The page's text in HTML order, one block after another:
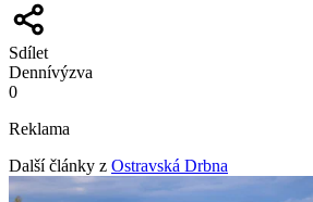
Sdílet
Dennívýzva
0
Reklama
Další články z Ostravská Drbna